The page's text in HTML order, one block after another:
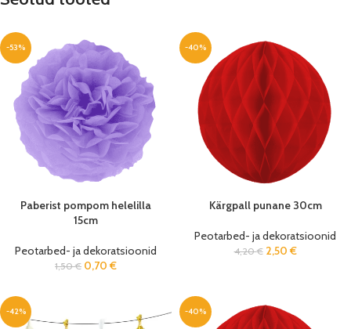
-53%
Paberist pompom helelilla
15cm
Peotarbed- ja dekoratsioonid
1,50€ 0,70 €
-40%
Kärgpall punane 30cm
Peotarbed- ja dekoratsioonid
4,20€ 2,50 €
-42% -40%